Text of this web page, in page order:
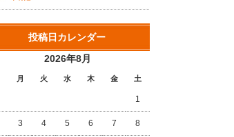
投稿日カレンダー
2026年8月
月 火 水 木 金 土
1
3 4 5 6 7 8